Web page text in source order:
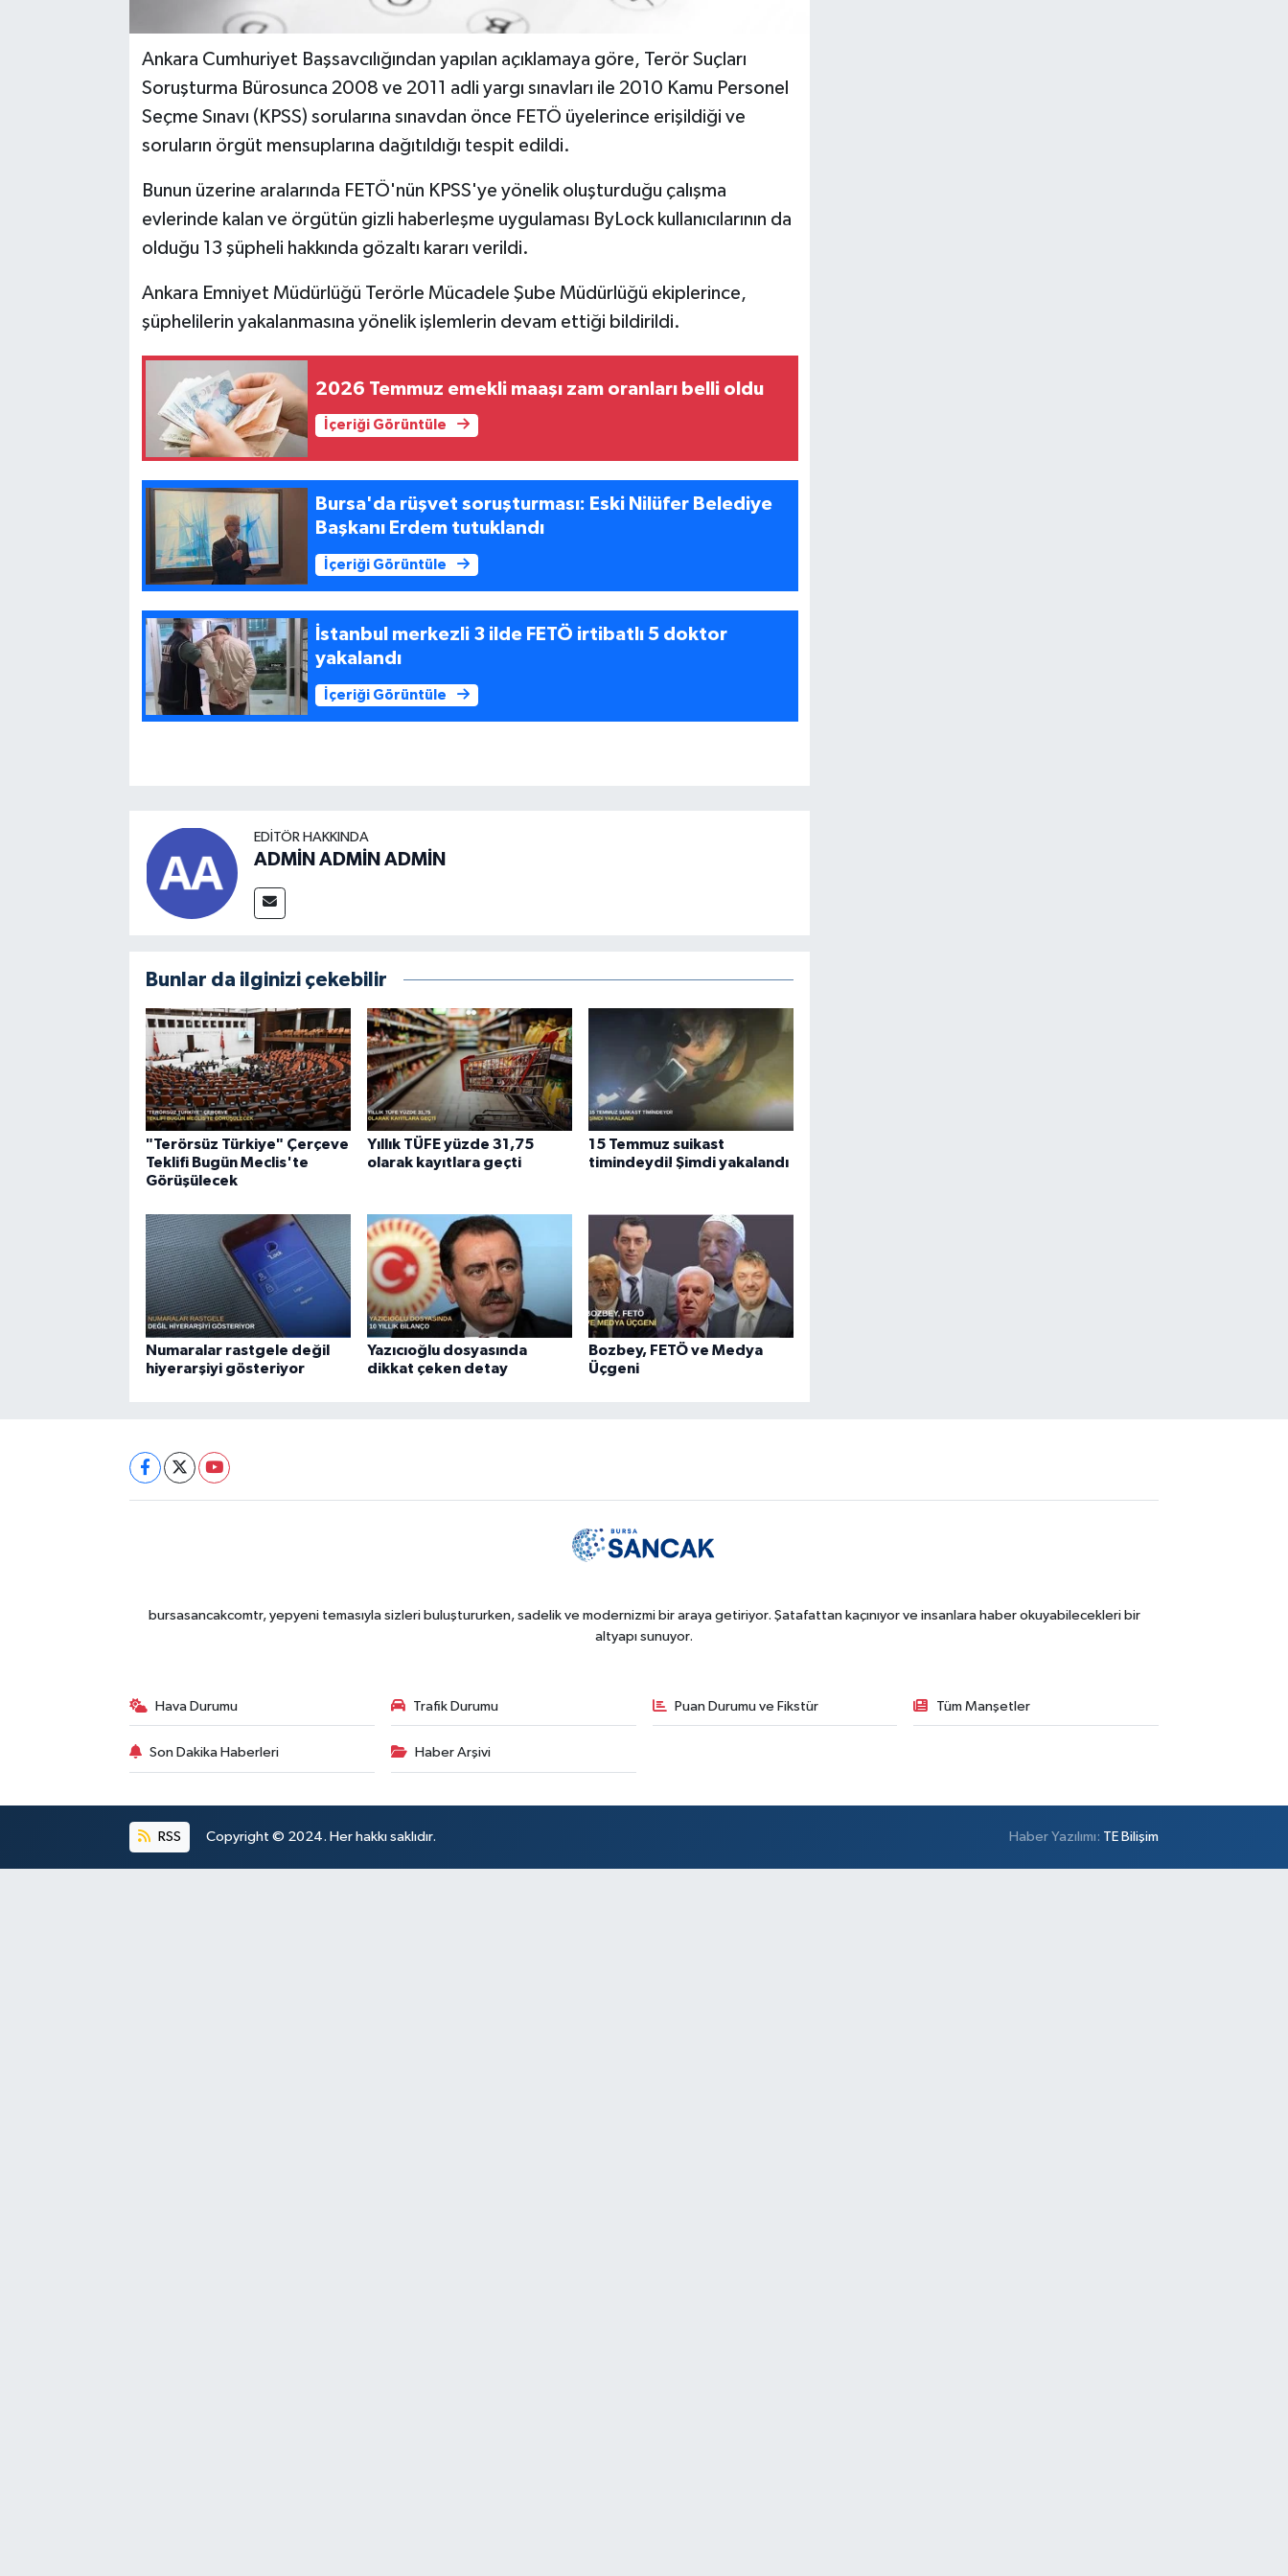
Ankara Cumhuriyet Başsavcılığından yapılan açıklamaya göre, Terör Suçları
Soruşturma Bürosunca 2008 ve 2011 adli yargı sınavları ile 2010 Kamu Personel
Seçme Sınavı (KPSS) sorularına sınavdan önce FETÖ üyelerince erişildiği ve
soruların örgüt mensuplarına dağıtıldığı tespit edildi.
Bunun üzerine aralarında FETÖ'nün KPSS'ye yönelik oluşturduğu çalışma
evlerinde kalan ve örgütün gizli haberleşme uygulaması ByLock kullanıcılarının da
olduğu 13 şüpheli hakkında gözaltı kararı verildi.
Ankara Emniyet Müdürlüğü Terörle Mücadele Şube Müdürlüğü ekiplerince,
şüphelilerin yakalanmasına yönelik işlemlerin devam ettiği bildirildi.
2026 Temmuz emekli maaşı zam oranları belli oldu
İçeriği Görüntüle
Bursa'da rüşvet soruşturması: Eski Nilüfer Belediye
Başkanı Erdem tutuklandı
İçeriği Görüntüle
İstanbul merkezli 3 ilde FETÖ irtibatlı 5 doktor
yakalandı
İçeriği Görüntüle
EDITÖR HAKKINDA
ADMİN ADMİN ADMİN
Bunlar da ilginizi çekebilir
"Terörsüz Türkiye" Çerçeve
Teklifi Bugün Meclis'te
Görüşülecek
Yıllık TÜFE yüzde 31,75
olarak kayıtlara geçti
15 Temmuz suikast
timindeydi! Şimdi yakalandı
Numaralar rastgele değil
hiyerarşiyi gösteriyor
Yazıcıoğlu dosyasında
dikkat çeken detay
Bozbey, FETÖ ve Medya
Üçgeni
bursasancakcomtr, yepyeni temasıyla sizleri buluştururken, sadelik ve modernizmi bir araya getiriyor. Şatafattan kaçınıyor ve insanlara haber okuyabilecekleri bir
altyapı sunuyor.
Hava Durumu Trafik Durumu Puan Durumu ve Fikstür Tüm Manşetler
Son Dakika Haberleri Haber Arşivi
RSS Copyright © 2024. Her hakkı saklıdır. Haber Yazılımı: TE Bilişim